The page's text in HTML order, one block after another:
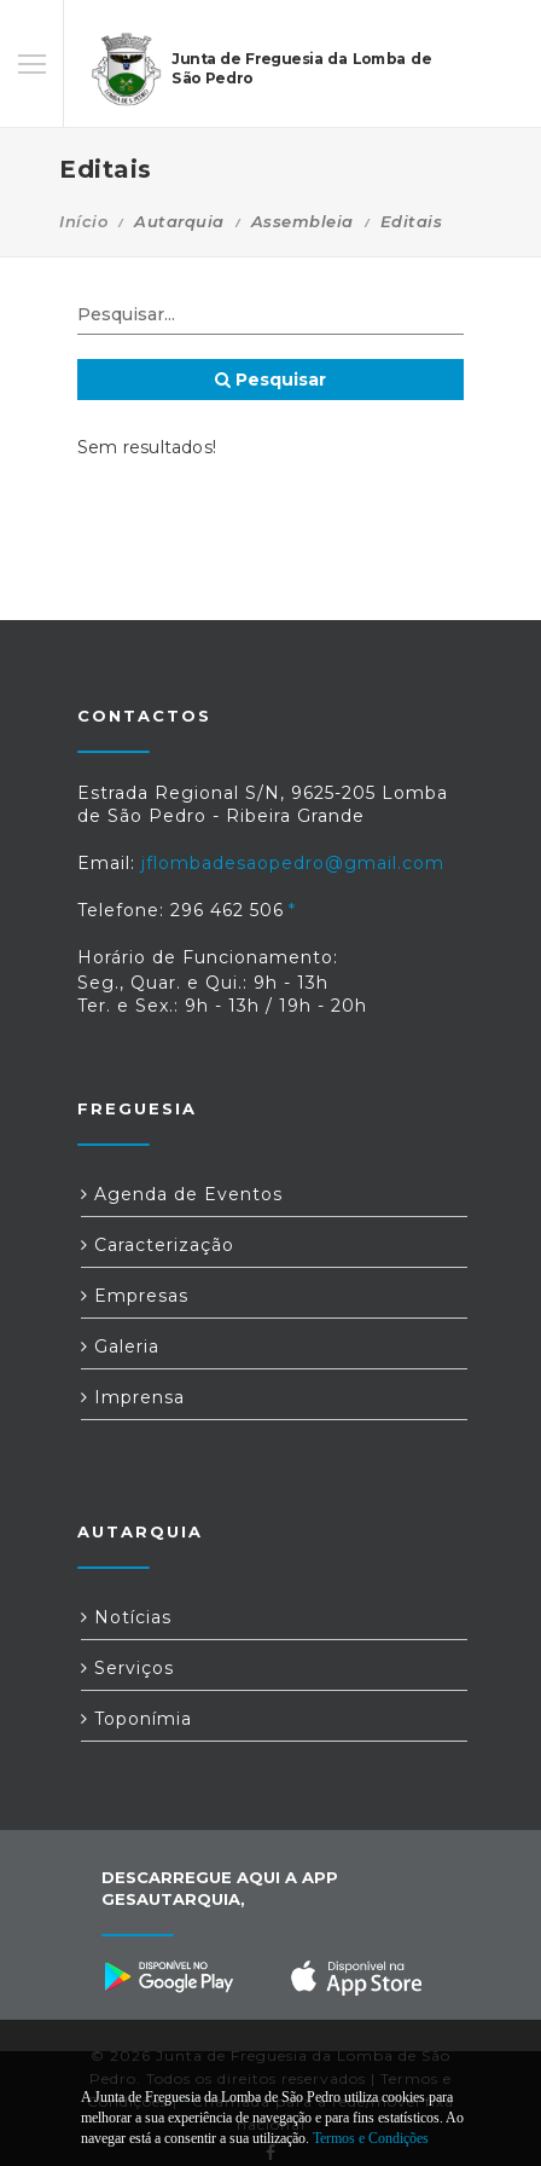
Junta de Freguesia da Lomba de
São Pedro
Editais
Início Autarquia Assembleia Editais
Pesquisar
Sem resultados!
CONTACTOS
Estrada Regional S/N, 9625-205 Lomba
de São Pedro - Ribeira Grande
Email: jflombadesaopedro@gmail.com
Telefone: 296 462 506
Horário de Funcionamento:
Seg., Quar. e Qui.: 9h - 13h
Ter. e Sex.: 9h - 13h / 19h - 20h
FREGUESIA
Agenda de Eventos
Caracterização
Empresas
Galeria
Imprensa
AUTARQUIA
Notícias
Serviços
Toponímia
DESCARREGUE AQUI A APP
GESAUTARQUIA,
© 2026 Junta de Freguesia da Lomba de São
Pedro. Todos os direitos reservados | Termos e
Condições|*Chamada para a rede/móvel fixa
nacional
A Junta de Freguesia da Lomba de São Pedro utiliza cookies para
melhorar a sua experiência de navegação e para fins estatísticos. Ao
navegar está a consentir a sua utilização. Termos e Condições